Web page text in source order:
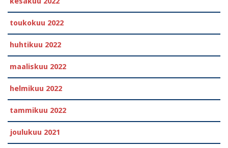
toukokuu 2022
huhtikuu 2022
maaliskuu 2022
helmikuu 2022
tammikuu 2022
joulukuu 2021